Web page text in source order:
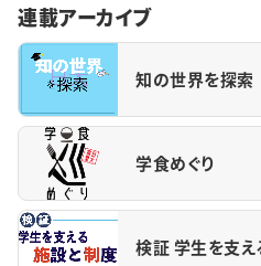
連載アーカイブ
知の世界を探索
学食めぐり
検証 学生を支